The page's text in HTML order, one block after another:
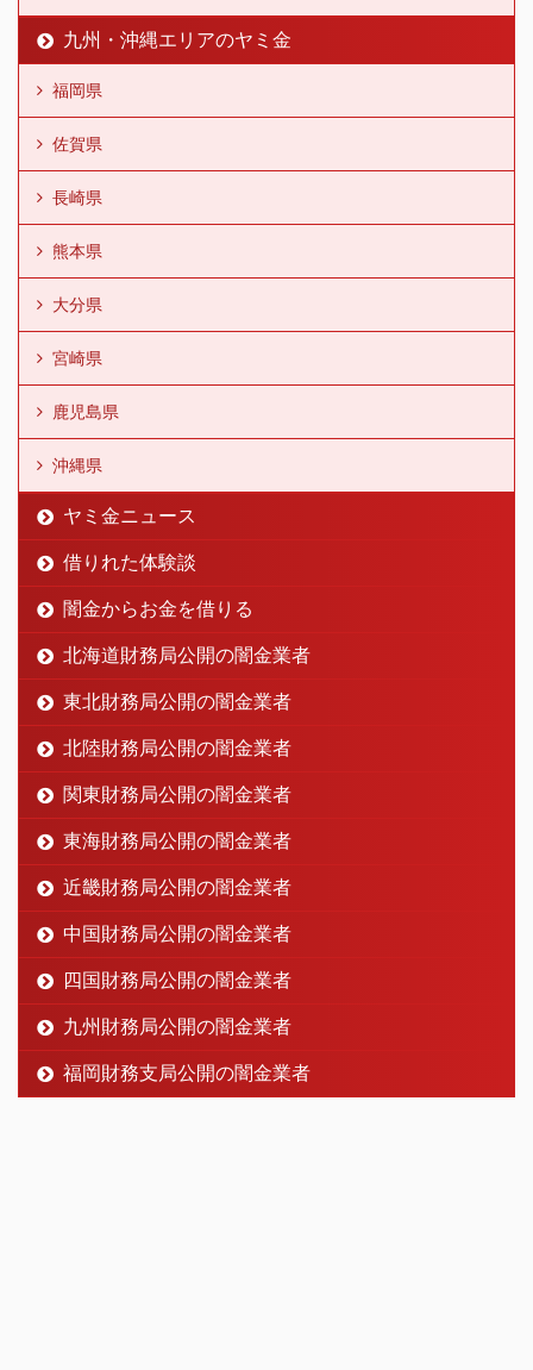
九州・沖縄エリアのヤミ金
福岡県
佐賀県
長崎県
熊本県
大分県
宮崎県
鹿児島県
沖縄県
ヤミ金ニュース
借りれた体験談
闇金からお金を借りる
北海道財務局公開の闇金業者
東北財務局公開の闇金業者
北陸財務局公開の闇金業者
関東財務局公開の闇金業者
東海財務局公開の闇金業者
近畿財務局公開の闇金業者
中国財務局公開の闇金業者
四国財務局公開の闇金業者
九州財務局公開の闇金業者
福岡財務支局公開の闇金業者